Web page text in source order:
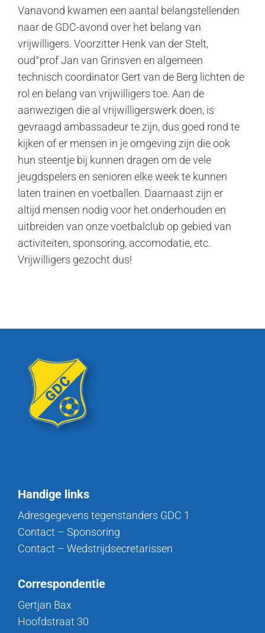
Vanavond kwamen een aantal belangstellenden
naar de GDC-avond over het belang van
vrijwilligers. Voorzitter Henk van der Stelt,
oud°prof Jan van Grinsven en algemeen
technisch coordinator Gert van de Berg lichten de
rol en belang van vrijwilligers toe. Aan de
aanwezigen die al vrijwilligerswerk doen, is
gevraagd ambassadeur te zijn, dus goed rond te
kijken of er mensen in je omgeving zijn die ook
hun steentje bij kunnen dragen om de vele
jeugdspelers en senioren elke week te kunnen
laten trainen en voetballen. Daarnaast zijn er
altijd mensen nodig voor het onderhouden en
uitbreiden van onze voetbalclub op gebied van
activiteiten, sponsoring, accomodatie, etc.
Vrijwilligers gezocht dus!
Handige links
Adresgegevens tegenstanders GDC 1
Contact – Sponsoring
Contact – Wedstrijdsecretarissen
Correspondentie
Gertjan Bax
Hoofdstraat 30